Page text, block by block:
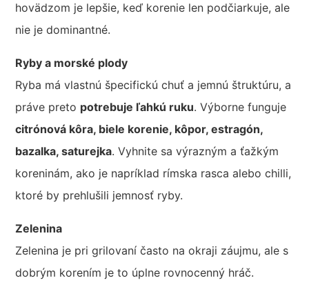
hovädzom je lepšie, keď korenie len podčiarkuje, ale
nie je dominantné.
Ryby a morské plody
Ryba má vlastnú špecifickú chuť a jemnú štruktúru, a
práve preto potrebuje ľahkú ruku. Výborne funguje
citrónová kôra, biele korenie, kôpor, estragón,
bazalka, saturejka. Vyhnite sa výrazným a ťažkým
koreninám, ako je napríklad rímska rasca alebo chilli,
ktoré by prehlušili jemnosť ryby.
Zelenina
Zelenina je pri grilovaní často na okraji záujmu, ale s
dobrým korením je to úplne rovnocenný hráč.